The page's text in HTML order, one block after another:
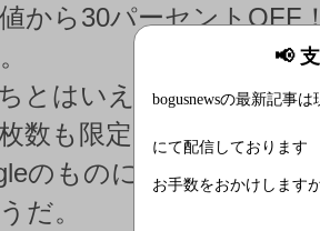
📢
bogusnewsの最新記事は
にて配信しております
お手数をおかけします
から30パーセントOFF
とはいえお高い価格設
数も限定1枚、使用可
のものに限る」とある
だ。